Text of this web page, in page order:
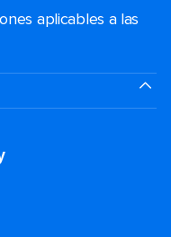
aplicables a las